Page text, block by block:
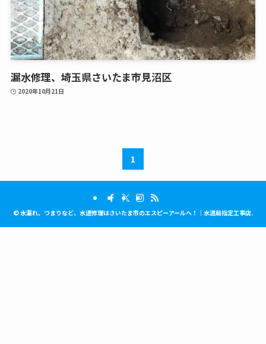
漏水修理、埼玉県さいたま市見沼区
2020年10月21日
1
©水漏れ、つまりなど、水道修理はさいたま市のエスピーアールへ！｜水道局指定工事店.